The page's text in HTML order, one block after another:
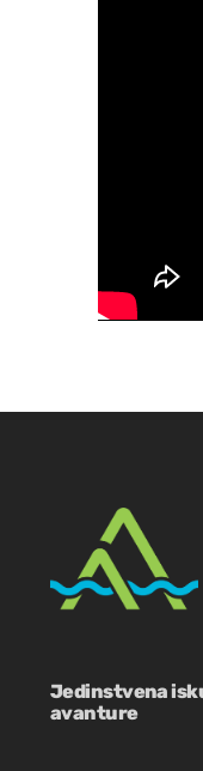
Jedinstvena
avanture